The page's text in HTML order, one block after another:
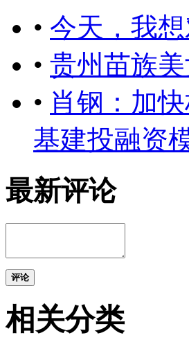
• 今天，我
• 贵州苗族
• 肖钢：加
基建投融资
最新评论
评论
相关分类